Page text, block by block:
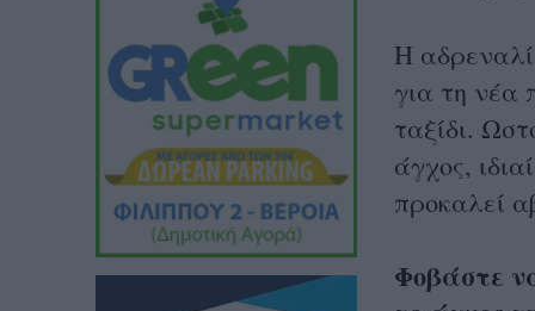
Η
για τη νέα
ταξίδι.
άγχος,
προκαλεί
Φοβάστε